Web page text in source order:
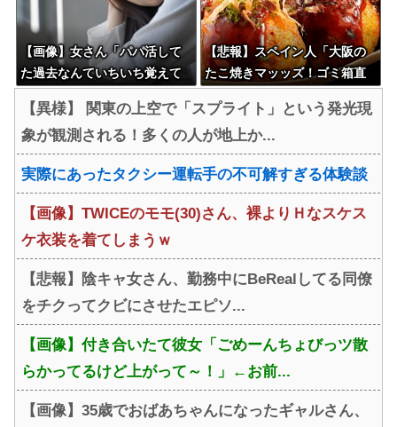
【画像】女さん「パパ活して
た過去なんていちいち覚えて
【悲報】スペイン人「大阪の
たこ焼きマッッズ！ゴミ箱直
てしまう
【異様】 関東の上空で「スプライト」という発光現
象が観測される！多くの人が地上か...
実際にあったタクシー運転手の不可解すぎる体験談
【画像】TWICEのモモ(30)さん、裸よりＨなスケス
ケ衣装を着てしまうｗ
【悲報】陰キャ女さん、勤務中にBeRealしてる同僚
をチクってクビにさせたエピソ...
【画像】付き合いたて彼女「ごめーんちょびっツ散
らかってるけど上がって～！」←お前...
【画像】35歳でおばあちゃんになったギャルさん、